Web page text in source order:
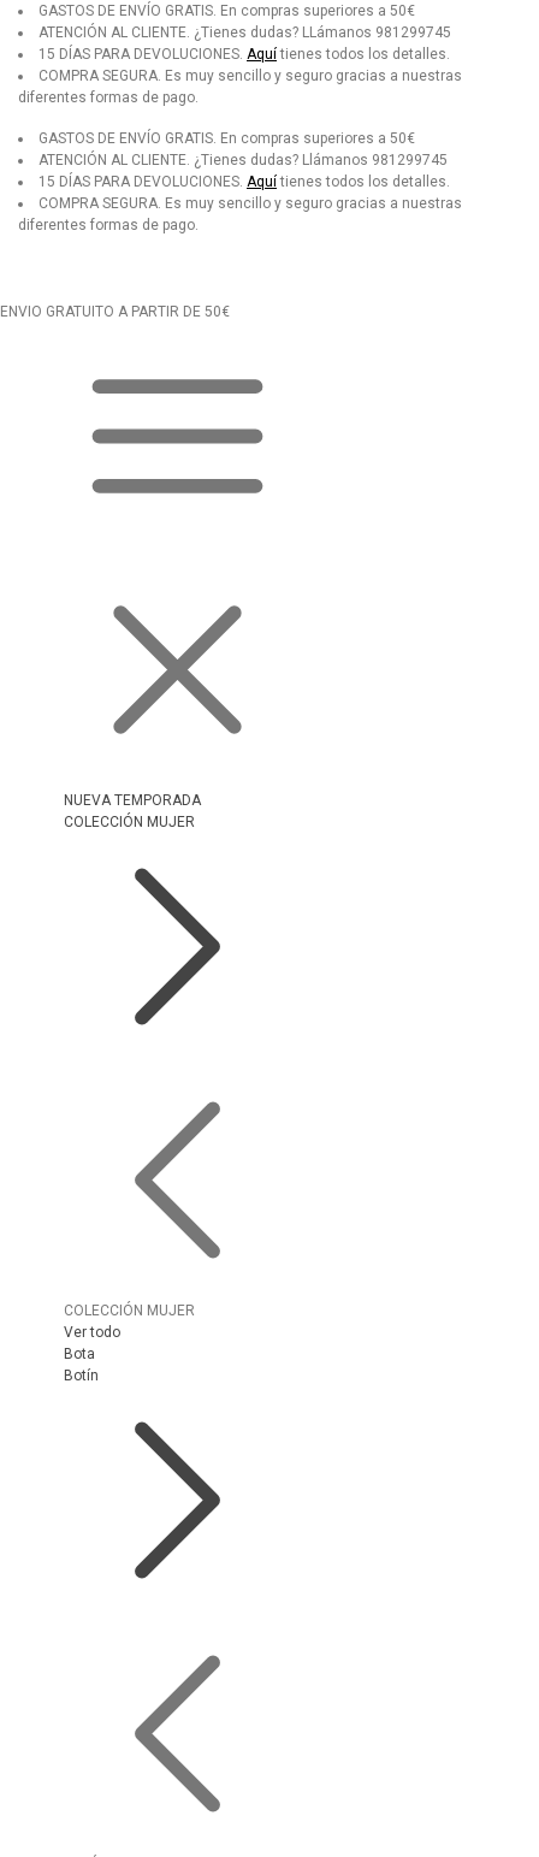
GASTOS DE ENVÍO GRATIS. En compras superiores a 50€
ATENCIÓN AL CLIENTE. ¿Tienes dudas? LLámanos 981299745
15 DÍAS PARA DEVOLUCIONES. Aquítienes todos los detalles.
COMPRA SEGURA. Es muy sencillo y seguro gracias a nuestras
diferentes formas de pago.
GASTOS DE ENVÍO GRATIS. En compras superiores a 50€
ATENCIÓN AL CLIENTE. ¿Tienes dudas? Llámanos 981299745
15 DÍAS PARA DEVOLUCIONES. Aquítienes todos los detalles.
COMPRA SEGURA. Es muy sencillo y seguro gracias a nuestras
diferentes formas de pago.
ENVIO GRATUITO A PARTIR DE 50€
NUEVA TEMPORADA
COLECCIÓN MUJER
COLECCIÓN MUJER
Ver todo
Bota
Botín